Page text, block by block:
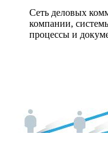
Сеть деловых
компании,
процессы и